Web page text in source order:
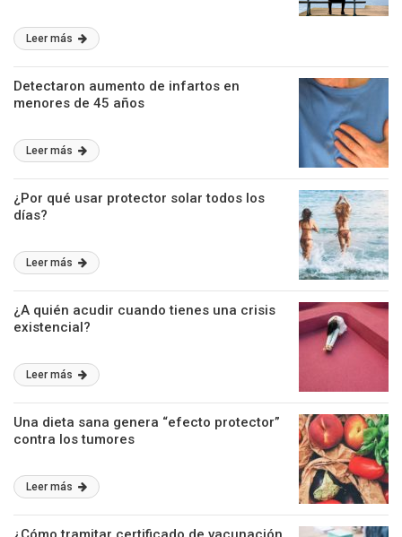
Leer más
Detectaron aumento de infartos en
menores de 45 años
Leer más
¿Por qué usar protector solar todos los
días?
Leer más
¿A quién acudir cuando tienes una crisis
existencial?
Leer más
Una dieta sana genera “efecto protector”
contra los tumores
Leer más